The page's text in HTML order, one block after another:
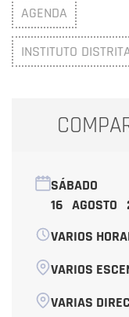
AGENDA
INSTITUTO
SÁBADO
16 AGOSTO
VARIOS
VARIOS
VARIAS